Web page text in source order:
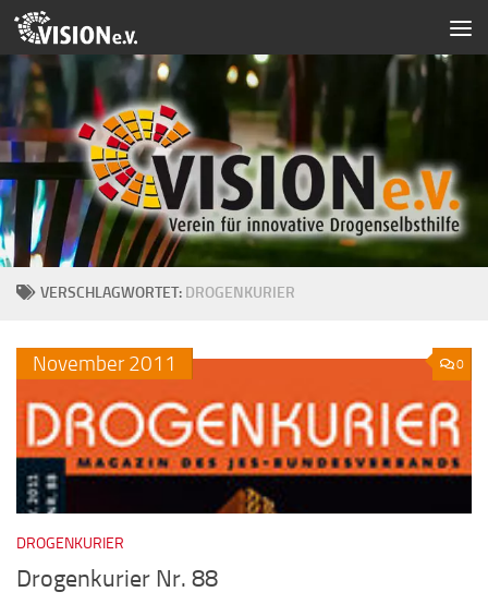
Zum Inhalt springen
VERSCHLAGWORTET: DROGENKURIER
0
November 2011
DROGENKURIER
Drogenkurier Nr. 88